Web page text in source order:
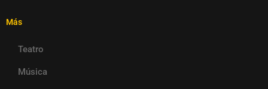
Más
Teatro
Música